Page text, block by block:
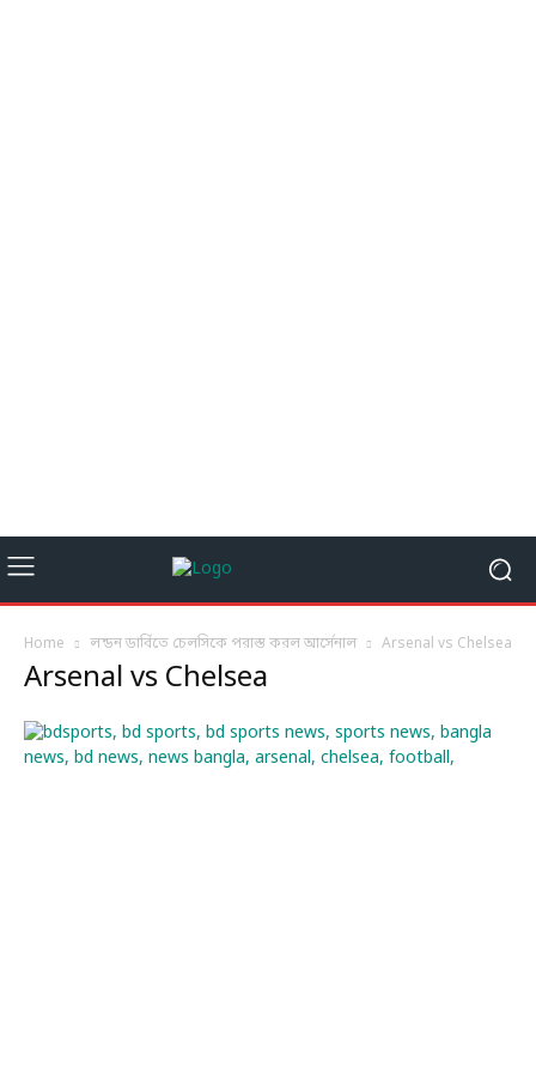
Home লন্ডন ডার্বিতে চেলসিকে পরাস্ত করল আর্সেনাল Arsenal vs Chelsea
Arsenal vs Chelsea